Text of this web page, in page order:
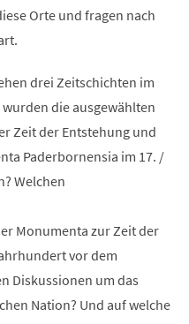
Orte und fragen nach
drei Zeitschichten im
die ausgewählten
Zeit der Entstehung und
Paderbornensia im 17. /
Welchen
Monumenta zur Zeit der
vor dem
Diskussionen um das
Nation? Und auf welche